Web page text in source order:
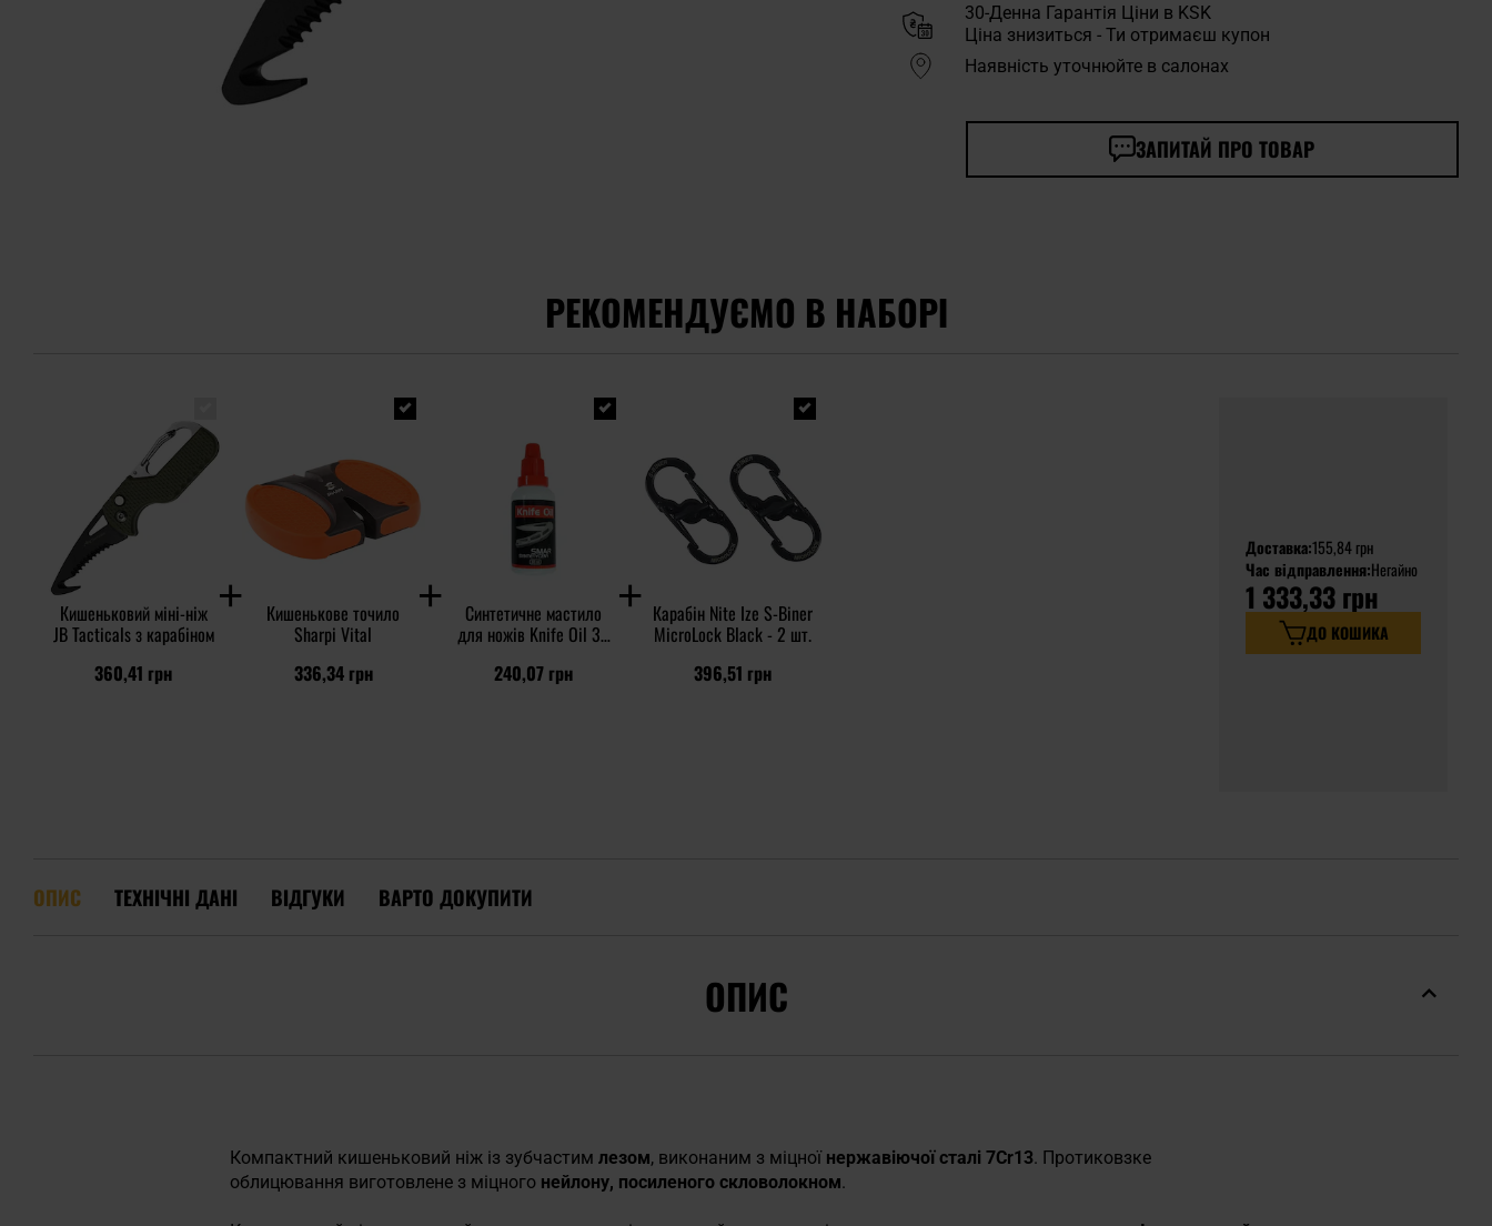
30-Денна Гарантія Ціни в KSK
Ціна знизиться - Ти отримаєш купон
Наявність уточнюйте в салонах
ЗАПИТАЙ ПРО ТОВАР
РЕКОМЕНДУЄМО В НАБОРІ
Кишеньковий міні-ніж
JB Tacticals з карабіном
360,41 грн
Кишенькове точило
Sharpi Vital
336,34 грн
Синтетичне мастило
для ножів Knife Oil 30
240,07 грн
Карабін Nite Ize S-Biner
MicroLock Black - 2 шт.
396,51 грн
Доставка:155,84 грн
Час відправлення:Негайно
1 333,33 грн
ДО КОШИКА
ОПИС ТЕХНІЧНІ ДАНІ ВІДГУКИ ВАРТО ДОКУПИТИ
ОПИС
Компактний кишеньковий ніж із зубчастим лезом, виконаним з міцної нержавіючої сталі 7Cr13. Протиковзке
облицювання виготовлене з міцного нейлону, посиленого скловолокном.